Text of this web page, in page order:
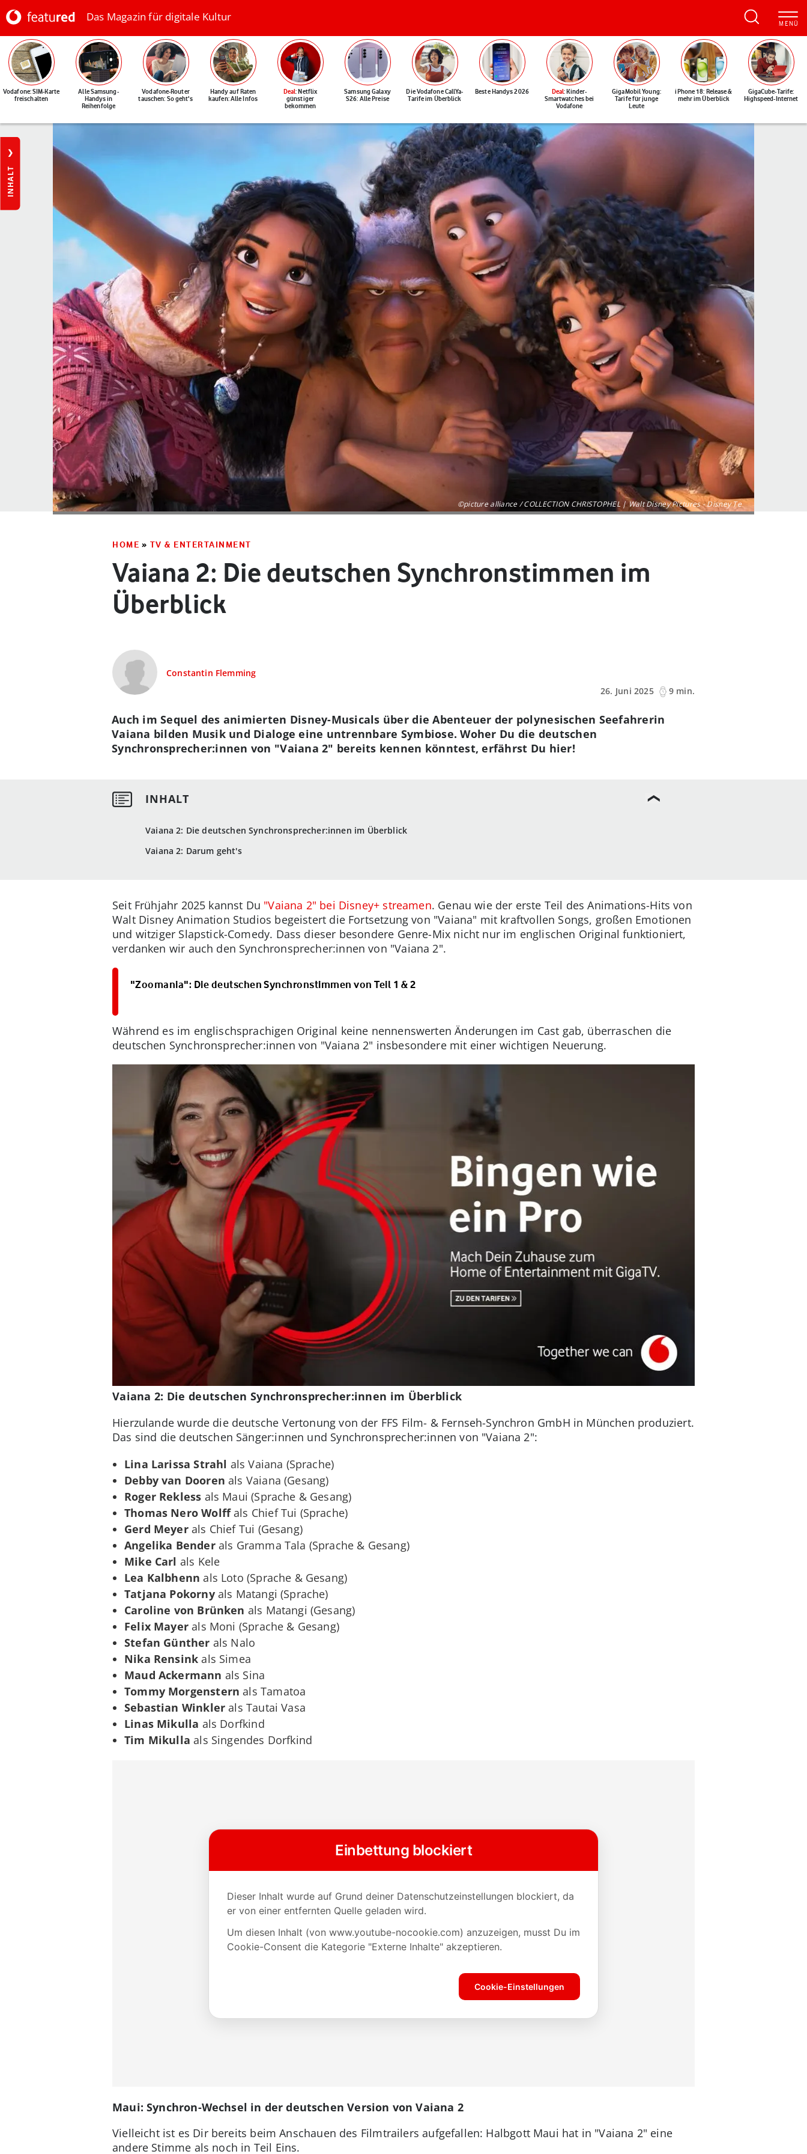
Das Magazin für digitale Kultur
Vodafone: SIM-Karte
freischalten
Alle Samsung-
Handys in
Reihenfolge
Vodafone-Router
tauschen: So geht's
Handy auf Raten
kaufen: Alle Infos
Deal: Netflix
günstiger
bekommen
Samsung Galaxy
S26: Alle Preise
Die Vodafone CallYa-
Tarife im Überblick
Beste Handys 2026 Deal: Kinder-
Smartwatches bei
Vodafone
GigaMobil Young:
Tarife für junge
Leute
iPhone 18: Release &
mehr im Überblick
GigaCube-Tarife:
Highspeed-Internet
INHALT
©picture alliance / COLLECTION CHRISTOPHEL | Walt Disney Pictures - Disney Te
HOME » TV & ENTERTAINMENT
Vaiana 2: Die deutschen Synchronstimmen im
Überblick
Constantin Flemming
26. Juni 2025
9 min.
Vaiana 2: Die deutschen Synchronsprecher:innen im Überblick
Vaiana 2: Darum geht's
Auch im Sequel des animierten Disney-Musicals über die Abenteuer der polynesischen Seefahrerin
Vaiana bilden Musik und Dialoge eine untrennbare Symbiose. Woher Du die deutschen
Synchronsprecher:innen von "Vaiana 2" bereits kennen könntest, erfährst Du hier!
Seit Frühjahr 2025 kannst Du "Vaiana 2" bei Disney+ streamen. Genau wie der erste Teil des Animations-Hits von
Walt Disney Animation Studios begeistert die Fortsetzung von "Vaiana" mit kraftvollen Songs, großen Emotionen
und witziger Slapstick-Comedy. Dass dieser besondere Genre-Mix nicht nur im englischen Original funktioniert,
verdanken wir auch den Synchronsprecher:innen von "Vaiana 2".
"Zoomania": Die deutschen Synchronstimmen von Teil 1 & 2
Während es im englischsprachigen Original keine nennenswerten Änderungen im Cast gab, überraschen die
deutschen Synchronsprecher:innen von "Vaiana 2" insbesondere mit einer wichtigen Neuerung.
Vaiana 2: Die deutschen Synchronsprecher:innen im Überblick
Hierzulande wurde die deutsche Vertonung von der FFS Film- & Fernseh-Synchron GmbH in München produziert.
Das sind die deutschen Sänger:innen und Synchronsprecher:innen von "Vaiana 2":
Lina Larissa Strahl als Vaiana (Sprache)
Debby van Dooren als Vaiana (Gesang)
Roger Rekless als Maui (Sprache & Gesang)
Thomas Nero Wolffals Chief Tui (Sprache)
Gerd Meyerals Chief Tui (Gesang)
Angelika Benderals Gramma Tala (Sprache & Gesang)
Mike Carl als Kele
Lea Kalbhenn als Loto (Sprache & Gesang)
Tatjana Pokornyals Matangi (Sprache)
Caroline von Brünken als Matangi (Gesang)
Felix Mayerals Moni (Sprache & Gesang)
Stefan Günther als Nalo
Nika Rensink als Simea
Maud Ackermann als Sina
Tommy Morgenstern als Tamatoa
Sebastian Winkler als Tautai Vasa
Linas Mikulla als Dorfkind
Tim Mikulla als Singendes Dorfkind
Maui: Synchron-Wechsel in der deutschen Version von Vaiana 2
Vielleicht ist es Dir bereits beim Anschauen des Filmtrailers aufgefallen: Halbgott Maui hat in "Vaiana 2" eine
andere Stimme als noch in Teil Eins.